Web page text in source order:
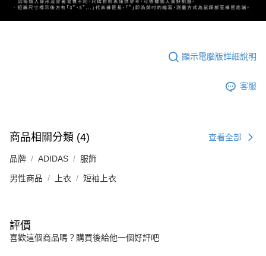
顯示電腦版詳細說明
客服
商品相關分類 (4) 查看全部
品牌 ADIDAS 服飾
男性商品 上衣 短袖上衣
評價
喜歡這個商品嗎？購買後給他一個好評吧